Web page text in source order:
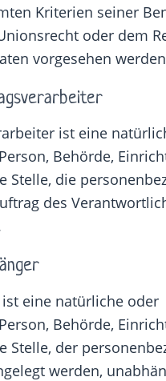
Kriterien seiner
oder dem
vorgesehen
ist eine
Behörde,
Stelle, die
des
eine natürliche oder
Behörde,
Stelle, der
werden,